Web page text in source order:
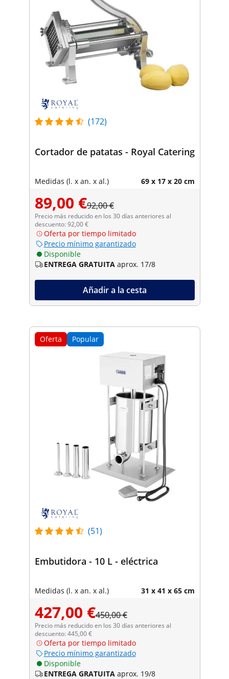
(172)
Cortador de patatas - Royal Catering
Medidas (l. x an. x al.) 69 x 17 x 20 cm
89,00 €92,00 €
Precio más reducido en los 30 días anteriores al
descuento: 92,00 €
Oferta por tiempo limitado
Precio mínimo garantizado
Disponible
ENTREGA GRATUITA aprox. 17/8
Añadir a la cesta
Oferta Popular
(51)
Embutidora - 10 L - eléctrica
Medidas (l. x an. x al.) 31 x 41 x 65 cm
427,00 €450,00 €
Precio más reducido en los 30 días anteriores al
descuento: 445,00 €
Oferta por tiempo limitado
Precio mínimo garantizado
Disponible
ENTREGA GRATUITA aprox. 19/8